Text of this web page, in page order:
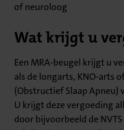
of neuroloog
Wat krijgt u
Een MRA-beugel krijgt u
als de longarts, KNO-arts
(Obstructief Slaap Apneu)
U krijgt deze vergoeding
door bijvoorbeeld de NVTS